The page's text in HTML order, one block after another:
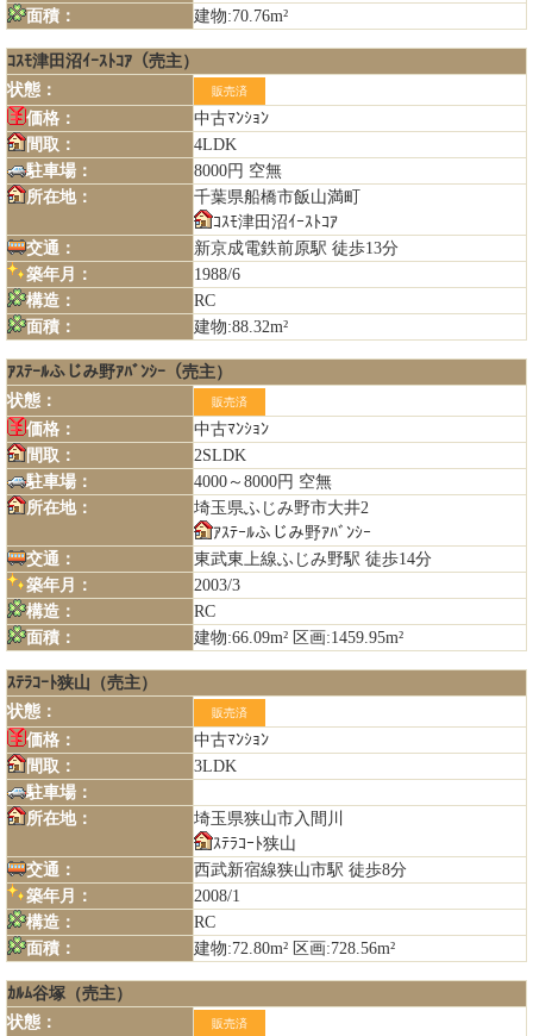
面積：
建物:70.76m²
ｺｽﾓ津田沼ｲｰｽﾄｺｱ（売主）
状態：
販売済
価格：
中古ﾏﾝｼｮﾝ
間取：
4LDK
駐車場：
8000円 空無
所在地：
千葉県船橋市飯山満町
ｺｽﾓ津田沼ｲｰｽﾄｺｱ
交通：
新京成電鉄前原駅 徒歩13分
築年月：
1988/6
構造：
RC
面積：
建物:88.32m²
ｱｽﾃｰﾙふじみ野ｱﾊﾞﾝｼｰ（売主）
状態：
販売済
価格：
中古ﾏﾝｼｮﾝ
間取：
2SLDK
駐車場：
4000～8000円 空無
所在地：
埼玉県ふじみ野市大井2
ｱｽﾃｰﾙふじみ野ｱﾊﾞﾝｼｰ
交通：
東武東上線ふじみ野駅 徒歩14分
築年月：
2003/3
構造：
RC
面積：
建物:66.09m² 区画:1459.95m²
ｽﾃﾗｺｰﾄ狭山（売主）
状態：
販売済
価格：
中古ﾏﾝｼｮﾝ
間取：
3LDK
駐車場：
所在地：
埼玉県狭山市入間川
ｽﾃﾗｺｰﾄ狭山
交通：
西武新宿線狭山市駅 徒歩8分
築年月：
2008/1
構造：
RC
面積：
建物:72.80m² 区画:728.56m²
ｶﾙﾑ谷塚（売主）
状態：
販売済